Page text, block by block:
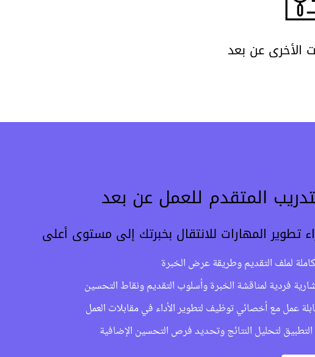
الأخرى عن بعد
المتقدم للعمل عن بعد
تطوير المهارات للانتقال بخبرتك إلى مستوى أعلى
لملف التقديم وطريقة عرض الخبرة
فردية لمناقشة الخبرة وأسلوب التقديم ونقاط التحسين
عمل مع أخصائي توظيف لتطوير الأداء في مقابلات العمل
التطبيق لتحليل النتائج وتحديد فرص التحسين الإضافية